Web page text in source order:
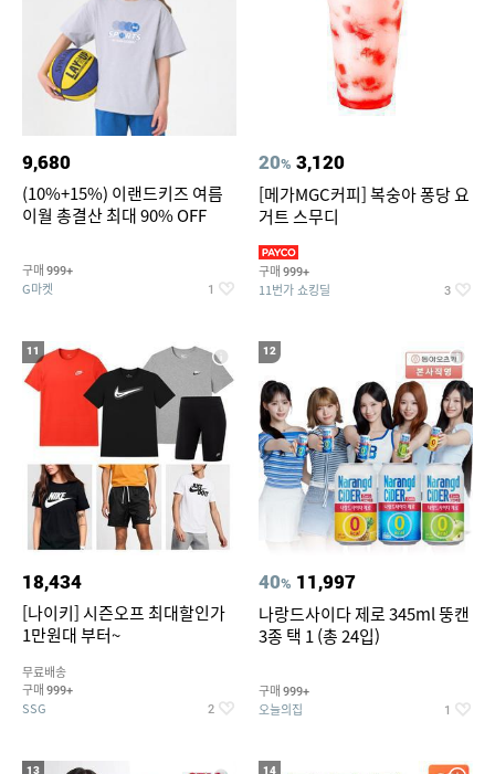
9,680
(10%+15%) 이랜드키즈 여름
이월 총결산 최대 90% OFF
구매 999+
G마켓 1
20% 3,120
[메가MGC커피] 복숭아 퐁당 요
거트 스무디
구매 999+
11번가 쇼킹딜 3
11
18,434
[나이키] 시즌오프 최대할인가
1만원대 부터~
무료배송
구매 999+
SSG 2
12
40% 11,997
나랑드사이다 제로 345ml 뚱캔
3종 택 1 (총 24입)
구매 999+
오늘의집 1
13 14